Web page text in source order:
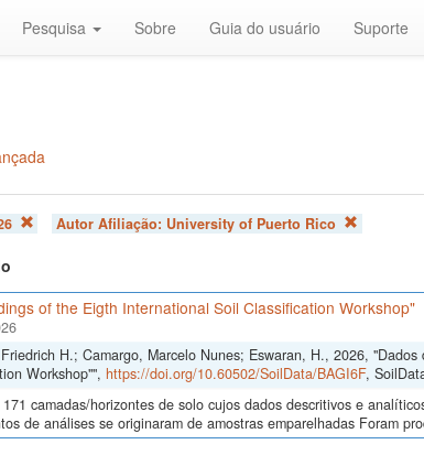
Pesquisa Sobre Guia do usuário Suporte
Autor Afiliação: University of Puerto Rico
of the Eigth International Soil Classification Workshop"
H.; Camargo, Marcelo Nunes; Eswaran, H., 2026,
Workshop"", https://doi.org/10.60502/SoilData/BAGI6F,
camadas/horizontes de solo cujos dados descritivos e
de análises se originaram de amostras emparelhadas Foram